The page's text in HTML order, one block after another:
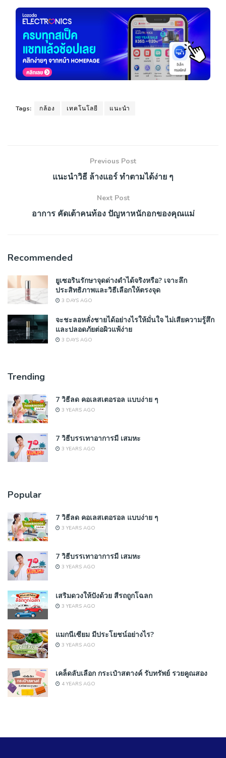
Tags: กล้อง เทคโนโลยี แนะนำ
Previous Post
แนะนำวิธี ล้างแอร์ ทำตามได้ง่าย ๆ
Next Post
อาการ คัดเต้าคนท้อง ปัญหาหนักอกของคุณแม่
Recommended
ยูเซอรินรักษาจุดด่างดำได้จริงหรือ? เจาะลึก
ประสิทธิภาพและวิธีเลือกให้ตรงจุด
3 DAYS AGO
จะชะลอหลั่งชายได้อย่างไรให้มั่นใจ ไม่เสียความรู้สึก
และปลอดภัยต่อผิวแพ้ง่าย
3 DAYS AGO
Trending
7 วิธีลด คอเลสเตอรอล แบบง่าย ๆ
3 YEARS AGO
7 วิธีบรรเทาอาการมี เสมหะ
3 YEARS AGO
Popular
7 วิธีลด คอเลสเตอรอล แบบง่าย ๆ
3 YEARS AGO
7 วิธีบรรเทาอาการมี เสมหะ
3 YEARS AGO
เสริมดวงให้ปังด้วย สีรถถูกโฉลก
3 YEARS AGO
แมกนีเซียม มีประโยชน์อย่างไร?
3 YEARS AGO
เคล็ดลับเลือก กระเป๋าสตางค์ รับทรัพย์ รวยคูณสอง
4 YEARS AGO